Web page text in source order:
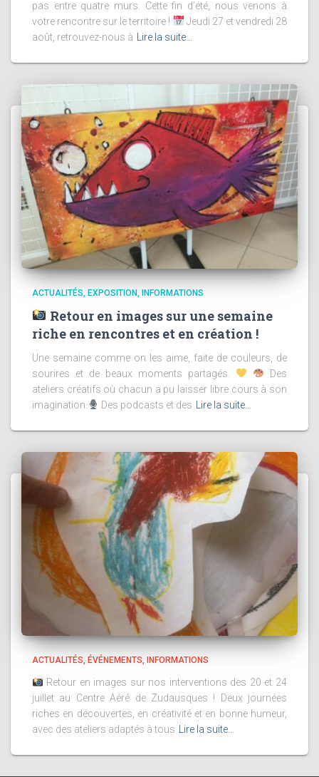
pas entre quatre murs. Cette fin d’été, nous venons à
votre rencontre sur le territoire !
Jeudi 27 et vendredi 28
août, retrouvez-nous à
Lire la suite…
ACTUALITÉS EXPOSITION INFORMATIONS
Retour en images sur une semaine
riche en rencontres et en création !
Une semaine comme on les aime, faite de couleurs, de
sourires et de beaux moments partagés.
Des
ateliers créatifs où chacun a pu laisser libre cours à son
imagination.
Des podcasts et des Lire la suite…
ACTUALITÉS ÉVÉNEMENTS INFORMATIONS
Retour en images sur nos interventions des 20 et 24
juillet au Centre Aéré de Zudausques ! Deux journées
riches en découvertes, en créativité et en bonne humeur,
avec des ateliers adaptés à tous
Lire la suite…